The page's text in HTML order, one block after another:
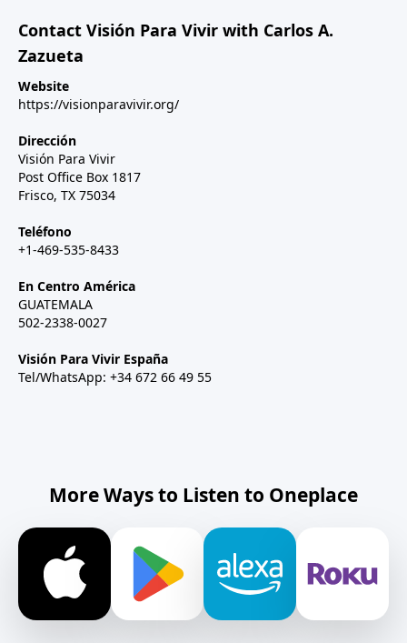
Contact Visión Para Vivir with Carlos A.
Zazueta
Website
https://visionparavivir.org/
Dirección
Visión Para Vivir
Post Office Box 1817
Frisco, TX 75034
Teléfono
+1-469-535-8433
En Centro América
GUATEMALA
502-2338-0027
Visión Para Vivir España
Tel/WhatsApp: +34 672 66 49 55
More Ways to Listen to Oneplace